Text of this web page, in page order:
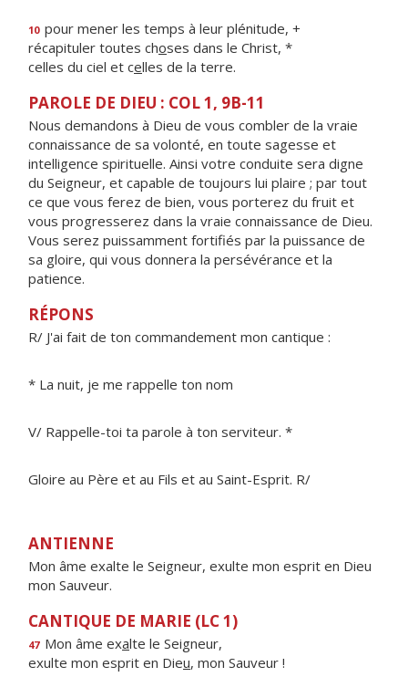
10 pour mener les temps à leur plénitude, +
récapituler toutes choses dans le Christ, *
celles du ciel et celles de la terre.
PAROLE DE DIEU : COL 1, 9B-11
Nous demandons à Dieu de vous combler de la vraie
connaissance de sa volonté, en toute sagesse et
intelligence spirituelle. Ainsi votre conduite sera digne
du Seigneur, et capable de toujours lui plaire ; par tout
ce que vous ferez de bien, vous porterez du fruit et
vous progresserez dans la vraie connaissance de Dieu.
Vous serez puissamment fortifiés par la puissance de
sa gloire, qui vous donnera la persévérance et la
patience.
RÉPONS
R/ J'ai fait de ton commandement mon cantique :
* La nuit, je me rappelle ton nom
V/ Rappelle-toi ta parole à ton serviteur. *
Gloire au Père et au Fils et au Saint-Esprit. R/
ANTIENNE
Mon âme exalte le Seigneur, exulte mon esprit en Dieu
mon Sauveur.
CANTIQUE DE MARIE (LC 1)
47 Mon âme exalte le Seigneur,
exulte mon esprit en Dieu, mon Sauveur !